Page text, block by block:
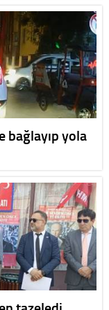
bağlayıp yola